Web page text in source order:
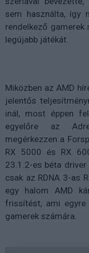
sem használta, így
rendelkező gamerek
legújabb játékát.
Miközben az AMD
jelentős
inál, most éppen
egyelőre az
megérkezzen a
RX 5000 és RX
23.1.2-es béta
csak az RDNA 3-as
egy halom AMD
frissítést, ami egyre
gamerek számára.